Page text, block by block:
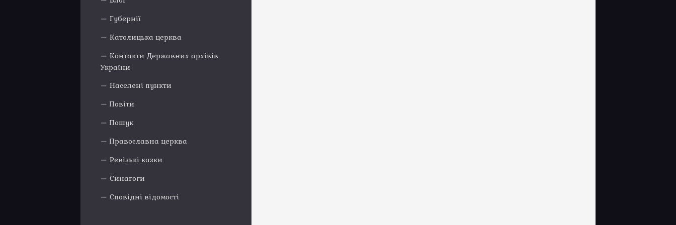
Губернії
Католицька церква
Контакти Державних архівів
України
Населені пункти
Повіти
Пошук
Православна церква
Ревізькі казки
Синагоги
Сповідні відомості